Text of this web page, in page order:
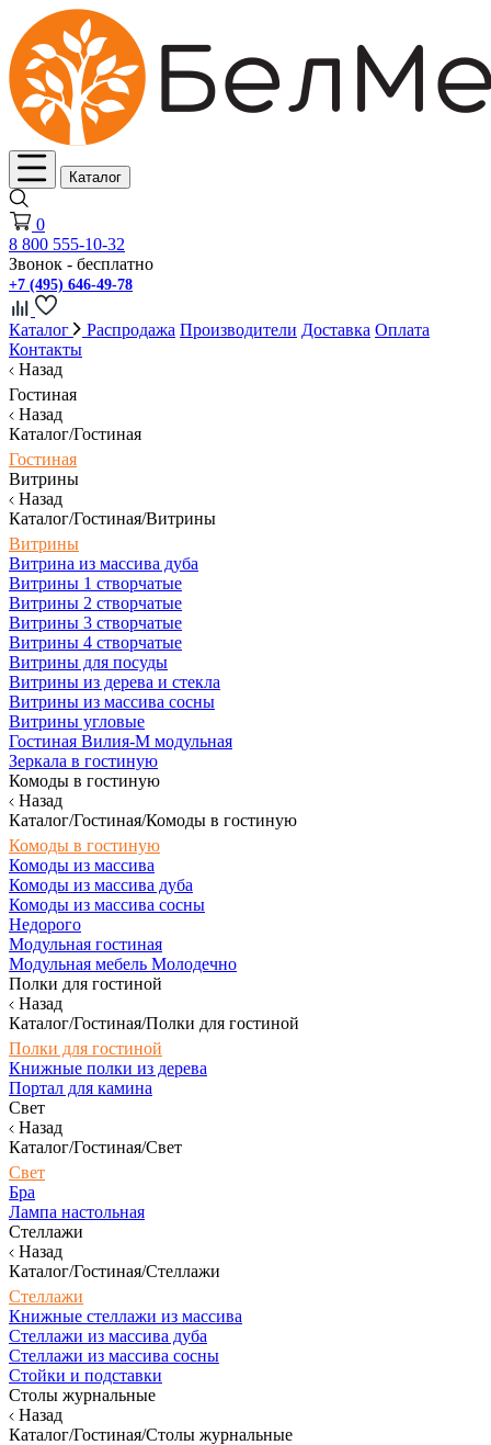
Каталог
0
8 800 555-10-32
Звонок - бесплатно
+7 (495) 646-49-78
Каталог Распродажа Производители Доставка Оплата
Контакты
Назад
Гостиная
Назад
Каталог/Гостиная
Гостиная
Витрины
Назад
Каталог/Гостиная/Витрины
Витрины
Витрина из массива дуба
Витрины 1 створчатые
Витрины 2 створчатые
Витрины 3 створчатые
Витрины 4 створчатые
Витрины для посуды
Витрины из дерева и стекла
Витрины из массива сосны
Витрины угловые
Гостиная Вилия-М модульная
Зеркала в гостиную
Комоды в гостиную
Назад
Каталог/Гостиная/Комоды в гостиную
Комоды в гостиную
Комоды из массива
Комоды из массива дуба
Комоды из массива сосны
Недорого
Модульная гостиная
Модульная мебель Молодечно
Полки для гостиной
Назад
Каталог/Гостиная/Полки для гостиной
Полки для гостиной
Книжные полки из дерева
Портал для камина
Свет
Назад
Каталог/Гостиная/Свет
Свет
Бра
Лампа настольная
Стеллажи
Назад
Каталог/Гостиная/Стеллажи
Стеллажи
Книжные стеллажи из массива
Стеллажи из массива дуба
Стеллажи из массива сосны
Стойки и подставки
Столы журнальные
Назад
Каталог/Гостиная/Столы журнальные